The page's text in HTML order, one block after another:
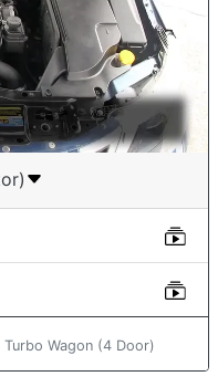
Wagon (4 Door)